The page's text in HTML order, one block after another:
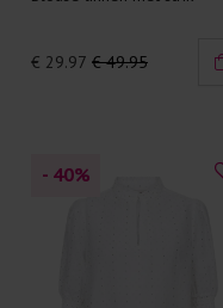
€ 29.97 € 49.95
- 40%